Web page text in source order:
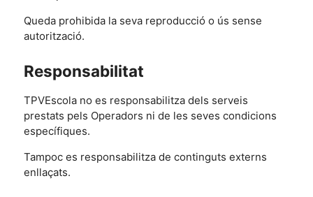
Queda prohibida la seva reproducció o ús sense
autorització.
Responsabilitat
TPVEscola no es responsabilitza dels serveis
prestats pels Operadors ni de les seves condicions
específiques.
Tampoc es responsabilitza de continguts externs
enllaçats.